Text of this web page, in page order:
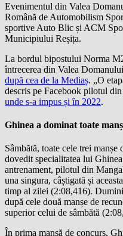
Evenimentul din Valea
Română de Automobilism
sportive Auto Blic și ACM
Municipiului Reșița.
La bordul bipostului Norma
întrecerea din Valea
după cea de la Mediaș. „O
descris pe Facebook pilotul
unde s-a impus și în 2022.
Ghinea a dominat toate
Sâmbătă, toate cele trei manșe
dovedit specialitatea lui
antrenament, pilotul din
una singura, câștigată și
timp al zilei (2:08,416).
după cele două manșe de
superior celui de sâmbătă
În prima manșă de concurs,